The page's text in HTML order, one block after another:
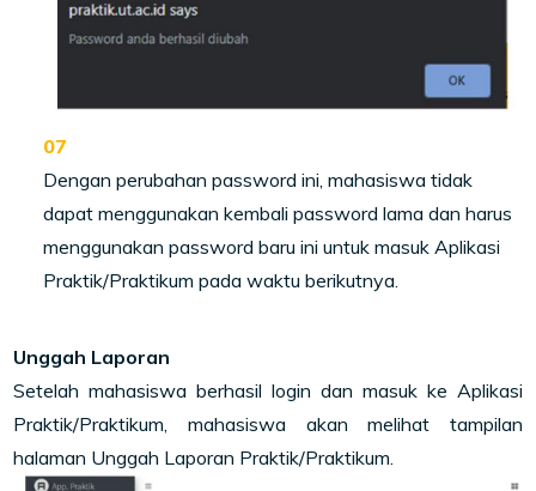
Dengan perubahan password ini, mahasiswa tidak
dapat menggunakan kembali passwordlama dan harus
menggunakan password baru ini untuk masuk Aplikasi
Praktik/Praktikumpada waktu berikutnya.
Unggah Laporan
Setelah mahasiswa berhasil login dan masuk ke Aplikasi
Praktik/Praktikum, mahasiswa akan melihat tampilan
halaman Unggah Laporan Praktik/Praktikum.